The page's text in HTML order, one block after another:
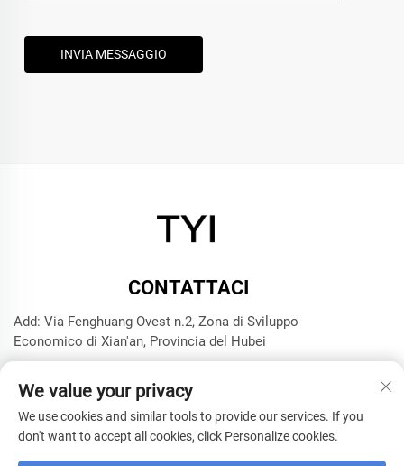
INVIA MESSAGGIO
CONTATTACI
Add: Via Fenghuang Ovest n.2, Zona di Sviluppo
Economico di Xian'an, Provincia del Hubei
E-mail:[email protected]
Copyright © 2025 Xianning TYI Model Technology Company -
We value your privacy
We use cookies and similar tools to provide our services. If you
don't want to accept all cookies, click Personalize cookies.